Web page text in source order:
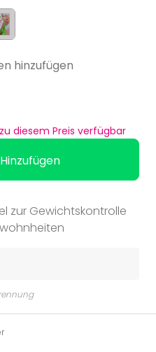
diesem Preis verfügbar
Hinzufügen
hinzufügen
zur Gewichtskontrolle